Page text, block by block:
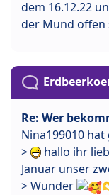
dem 16.12.22
der Mund offen
Re: Wer
Nina199010
>
hallo ihr
Januar unser
> Wunder